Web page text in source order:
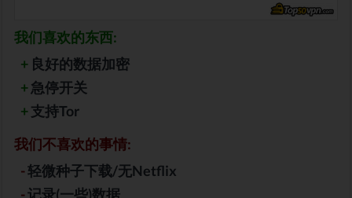
我们喜欢的东西:
+ 良好的数据加密
+急停开关
+支持Tor
我们不喜欢的事情:
-轻微种子下载/无Netflix
-记录(一些)数据